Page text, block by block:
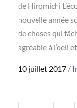
de Hiromichi
nouvelle année
de choses qui
agréable à l’oeil
Posted
10 juillet 2017